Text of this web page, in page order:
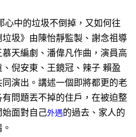
心中的垃圾不倒掉，又如何往
圾》由陳怡靜監製、謝念祖導
天編劇、潘偉凡作曲，演員高
倪安東、王鏡冠、辣子 賴盈
演出。講述一個即將都更的老
問題丟不掉的住戶，在被迫整
面對自己外遇的過去、家人的